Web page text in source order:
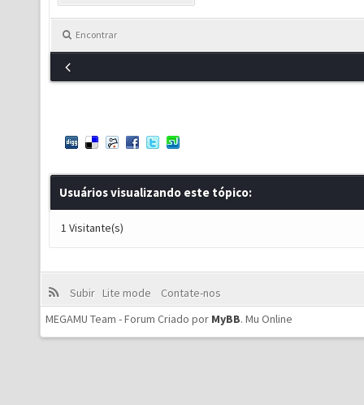
Encontrar
Usuários visualizando este tópico:
1 Visitante(s)
Subir Lite mode
Contate-nos
MEGAMU Team - Forum Criado por MyBB. Mu Online